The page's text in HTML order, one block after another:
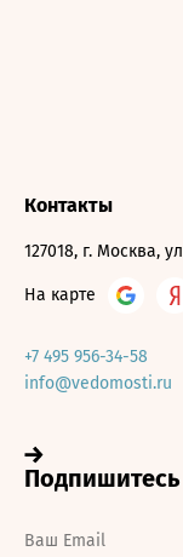
Контакты
127018, г. Москва,
На карте
+7 495 956-34-58
info@vedomosti.ru